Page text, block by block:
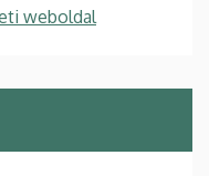
weboldal